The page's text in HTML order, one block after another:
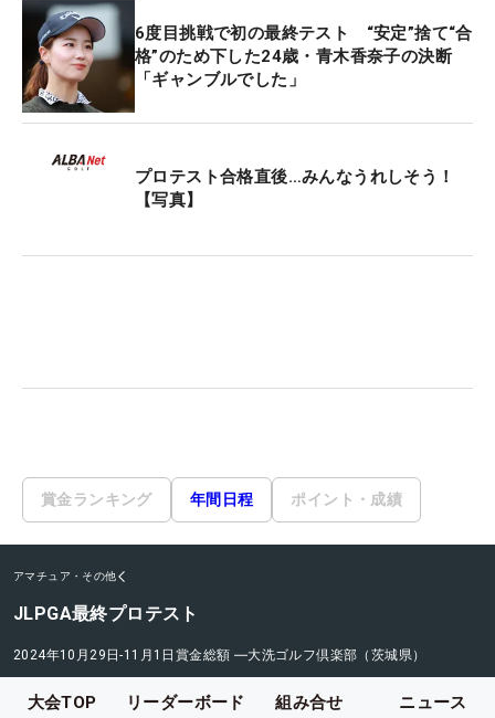
6度目挑戦で初の最終テスト “安定”捨て“合
格”のため下した24歳・青木香奈子の決断
「ギャンブルでした」
プロテスト合格直後…みんなうれしそう！
【写真】
賞金ランキング 年間日程 ポイント・成績
アマチュア・その他
JLPGA最終プロテスト
2024年10月29日-11月1日 賞金総額 ―大洗ゴルフ倶楽部（茨城県）
大会TOP リーダーボード 組み合せ ニュース